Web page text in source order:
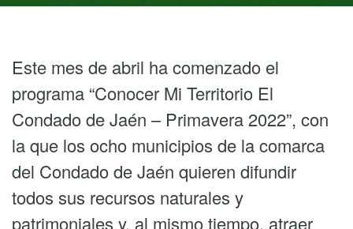
Este mes de abril ha comenzado el
programa “Conocer Mi Territorio El
Condado de Jaén – Primavera 2022”, con
la que los ocho municipios de la comarca
del Condado de Jaén quieren difundir
todos sus recursos naturales y
patrimoniales y, al mismo tiempo, atraer